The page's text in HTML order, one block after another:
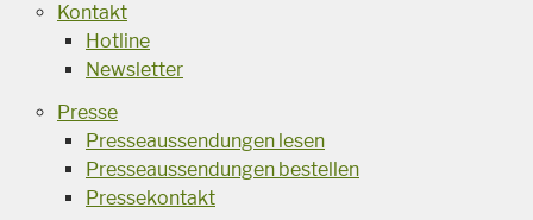
Kontakt
Hotline
Newsletter
Presse
Presseaussendungen lesen
Presseaussendungen bestellen
Pressekontakt